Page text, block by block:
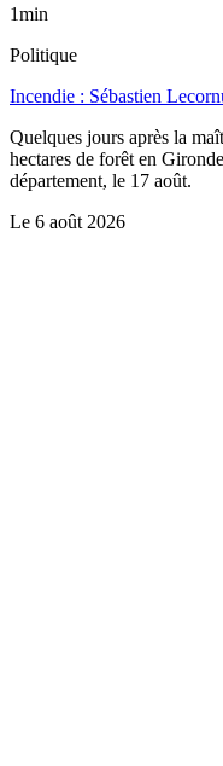
1min
Politique
Incendie : Sébastien
Quelques jours après la
hectares de forêt en
département, le 17 août.
Le 6 août 2026